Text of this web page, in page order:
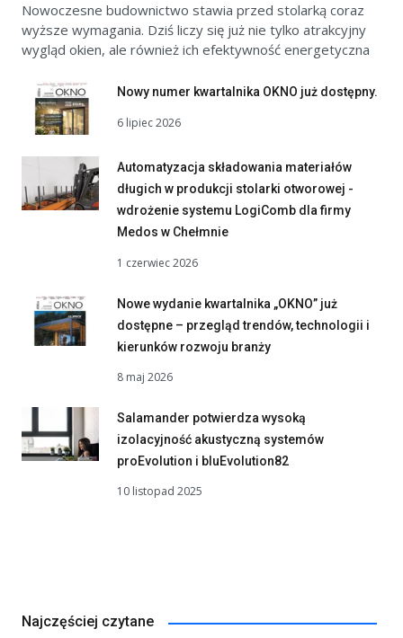
Nowoczesne budownictwo stawia przed stolarką coraz
wyższe wymagania. Dziś liczy się już nie tylko atrakcyjny
wygląd okien, ale również ich efektywność energetyczna
Nowy numer kwartalnika OKNO już dostępny.
6 lipiec 2026
Automatyzacja składowania materiałów
długich w produkcji stolarki otworowej -
wdrożenie systemu LogiComb dla firmy
Medos w Chełmnie
1 czerwiec 2026
Nowe wydanie kwartalnika „OKNO” już
dostępne – przegląd trendów, technologii i
kierunków rozwoju branży
8 maj 2026
Salamander potwierdza wysoką
izolacyjność akustyczną systemów
proEvolution i bluEvolution82
10 listopad 2025
Najczęściej czytane